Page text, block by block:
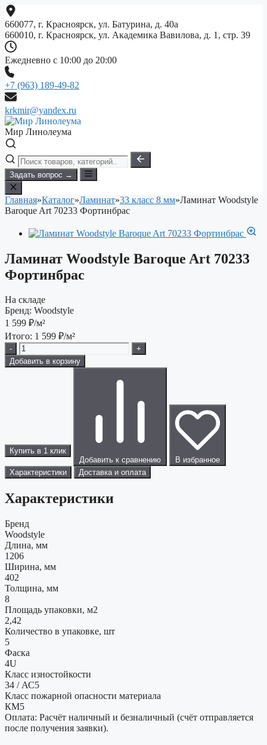
Перейти
к
содержимому
660077, г. Красноярск, ул. Батурина, д. 40а
660010, г. Красноярск, ул. Академика Вавилова, д. 1, стр. 39
Ежедневно с 10:00 до 20:00
+7 (963) 189-49-82
krkmir@yandex.ru
Мир Линолеума
Задать вопрос →
Главная»Каталог»Ламинат»33 класс 8 мм»Ламинат Woodstyle
Baroque Art 70233 Фортинбрас
Ламинат Woodstyle Baroque Art 70233
Фортинбрас
На складе
Бренд: Woodstyle
1 599 ₽/м²
Итого: 1 599 ₽/м²
-
+
Добавить в корзину
Купить в 1 клик
Добавить к сравнению
В избранное
Характеристики
Доставка и оплата
Характеристики
Бренд
Woodstyle
Длина, мм
1206
Ширина, мм
402
Толщина, мм
8
Площадь упаковки, м2
2,42
Количество в упаковке, шт
5
Фаска
4U
Класс изностойкости
34 / АС5
Класс пожарной опасности материала
КМ5
Оплата: Расчёт наличный и безналичный (счёт отправляется
после получения заявки).